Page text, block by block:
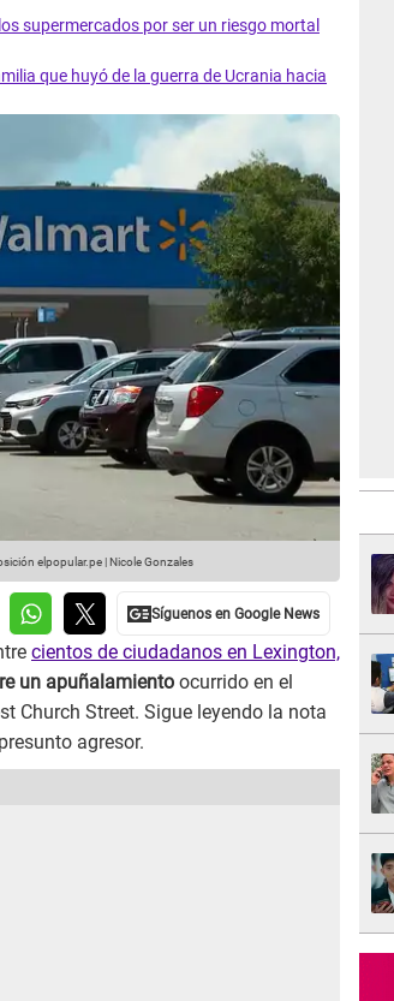
supermercados por ser un riesgo mortal
que huyó de la guerra de Ucrania hacia
elpopular.pe | Nicole Gonzales
cientos de ciudadanos en Lexington,
un apuñalamiento ocurrido en el
Church Street. Sigue leyendo la nota
agresor.